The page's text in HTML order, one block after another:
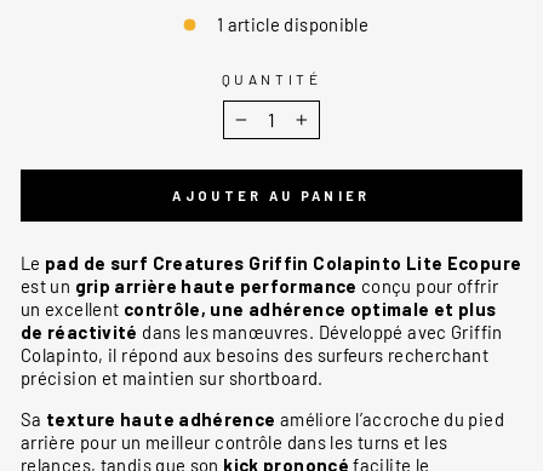
1 article disponible
QUANTITÉ
+
AJOUTER AU PANIER
Le pad de surf Creatures Griffin Colapinto Lite Ecopure
est un grip arrière haute performance conçu pour offrir
un excellent contrôle, une adhérence optimale et plus
de réactivité dans les manœuvres. Développé avec Griffin
Colapinto, il répond aux besoins des surfeurs recherchant
précision et maintien sur shortboard.
Sa texture haute adhérence améliore l’accroche du pied
arrière pour un meilleur contrôle dans les turns et les
relances, tandis que son kick prononcé facilite le